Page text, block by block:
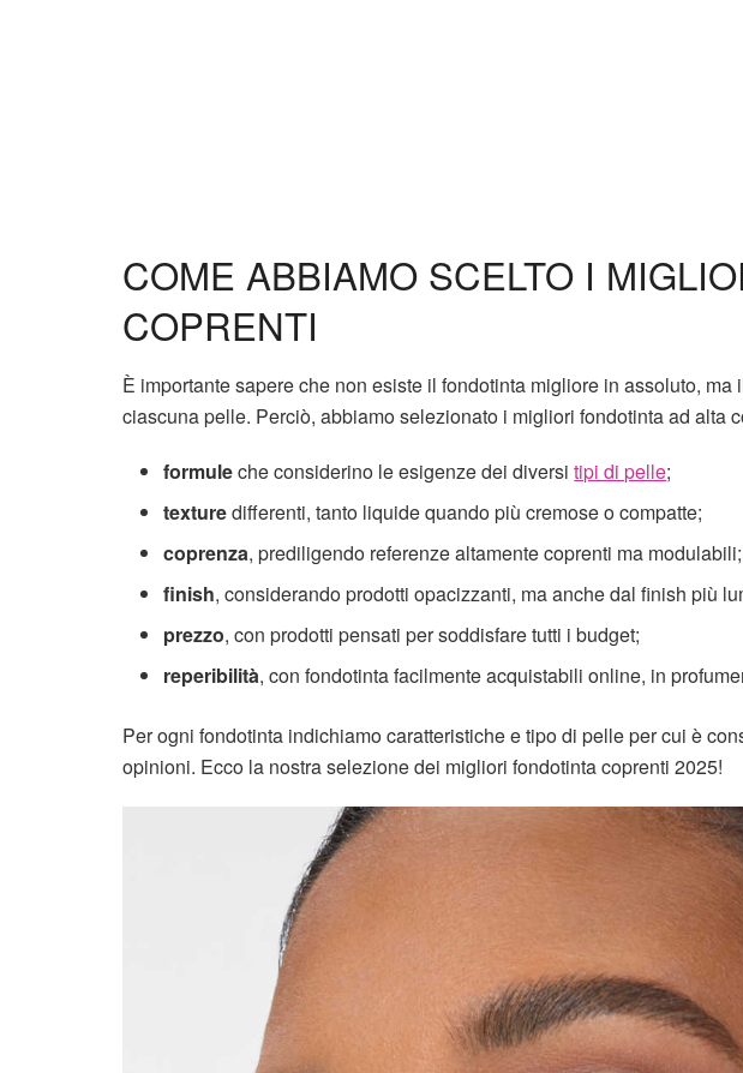
COME ABBIAMO SCELTO I
COPRENTI
È importante sapere che non esiste il fondotinta migliore in assoluto, ma
ciascuna pelle. Perciò, abbiamo selezionato i migliori fondotinta ad alta
formuleche considerino le esigenze dei diversitipi di pelle;
texturedifferenti, tanto liquide quando più cremose o compatte;
coprenza, prediligendo referenze altamente coprenti ma modulabili;
finish, considerando prodotti opacizzanti, ma anche dal finish più
prezzo, con prodotti pensati per soddisfare tutti i budget;
reperibilità, con fondotinta facilmente acquistabili online, in
Per ogni fondotinta indichiamo caratteristiche e tipo di pelle per cui è
opinioni. Ecco la nostra selezione dei migliori fondotinta coprenti 2025!